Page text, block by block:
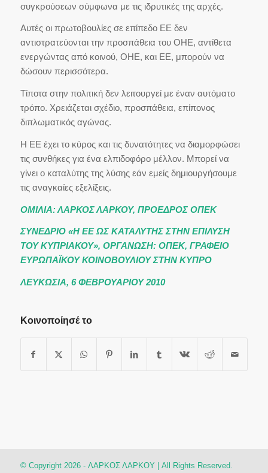
συγκρούσεων σύμφωνα με τις ιδρυτικές της αρχές.
Αυτές οι πρωτοβουλίες σε επίπεδο ΕΕ δεν
αντιστρατεύονται την προσπάθεια του ΟΗΕ, αντίθετα
ενεργώντας από κοινού, ΟΗΕ, και ΕΕ, μπορούν να
δώσουν περισσότερα.
Τίποτα στην πολιτική δεν λειτουργεί με έναν αυτόματο
τρόπο. Χρειάζεται σχέδιο, προσπάθεια, επίπονος
διπλωματικός αγώνας.
Η ΕΕ έχει το κύρος και τις δυνατότητες να διαμορφώσει
τις συνθήκες για ένα ελπιδοφόρο μέλλον. Μπορεί να
γίνει ο καταλύτης της λύσης εάν εμείς δημιουργήσουμε
τις αναγκαίες εξελίξεις.
ΟΜΙΛΙΑ: ΛΑΡΚΟΣ ΛΑΡΚΟΥ, ΠΡΟΕΔΡΟΣ ΟΠΕΚ
ΣΥΝΕΔΡΙΟ «Η ΕΕ ΩΣ ΚΑΤΑΛΥΤΗΣ ΣΤΗΝ ΕΠΙΛΥΣΗ
ΤΟΥ ΚΥΠΡΙΑΚΟΥ», ΟΡΓΑΝΩΣΗ: ΟΠΕΚ, ΓΡΑΦΕΙΟ
ΕΥΡΩΠΑΪΚΟΥ ΚΟΙΝΟΒΟΥΛΙΟΥ ΣΤΗΝ ΚΥΠΡΟ
ΛΕΥΚΩΣΙΑ, 6 ΦΕΒΡΟΥΑΡΙΟΥ 2010
Κοινοποίησέ το
© Copyright 2026 - ΛΑΡΚΟΣ ΛΑΡΚΟΥ | All Rights Reserved.